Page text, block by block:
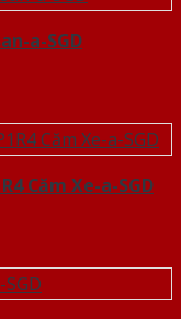
a-SGD
Căm Xe-a-SGD